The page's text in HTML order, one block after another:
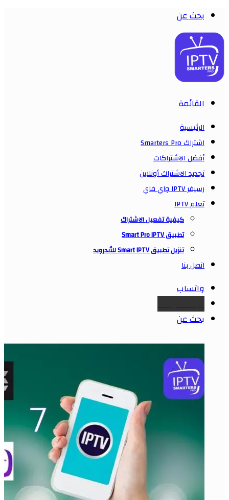
بحث عن
القائمة
الرئيسية
اشتراك Smarters Pro
أفضل الاشتراكات
تجديد الاشتراك أونلاين
رسيفر IPTV واي فاي
تعلم IPTV
كيفية تفعيل الاشتراك
تطبيق Smart Pro IPTV
تنزيل تطبيق Smart IPTV للأندرويد
اتصل بنا
واتساب
Google maps
بحث عن